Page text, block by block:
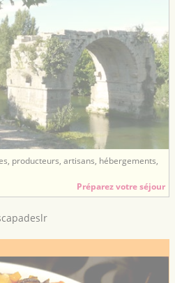
producteurs, artisans, hébergements,
Préparez votre séjour